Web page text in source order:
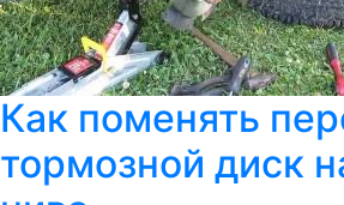
Как поменять
тормозной диск